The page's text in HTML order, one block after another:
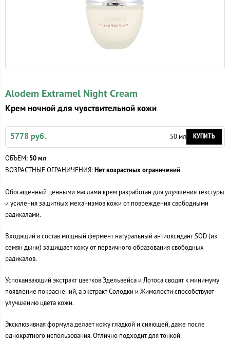
Alodem Extramel Night Cream
Крем ночной для чувствительной кожи
5778 руб. 50 мл КУПИТЬ
ОБЪЕМ: 50 мл
ВОЗРАСТНЫЕ ОГРАНИЧЕНИЯ: Нет возрастных ограничений
Обогащенный ценными маслами крем разработан для улучшения текстуры
и усиления защитных механизмов кожи от повреждения свободными
радикалами.
Входящий в состав мощный фермент натуральный антиоксидант SOD (из
семян дыни) защищает кожу от первичного образования свободных
радикалов.
Успокаивающий экстракт цветков Эдельвейса и Лотоса сводят к минимуму
появление покраснений, а экстракт Солодки и Жимолости способствуют
улучшению цвета кожи.
Эксклюзивная формула делает кожу гладкой и сияющей, даже после
однократного использования. Отлично подходит для тонкой